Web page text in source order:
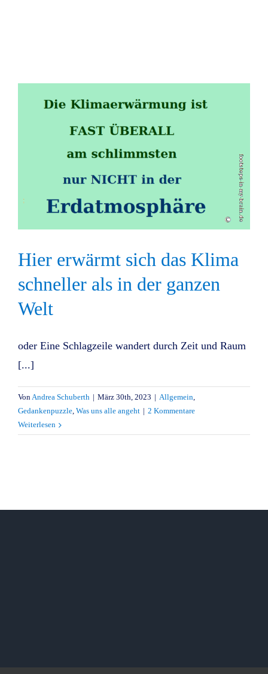
Hier erwärmt sich das Klima
schneller als in der ganzen
Welt
oder Eine Schlagzeile wandert durch Zeit und Raum
[...]
VonAndrea Schuberth | März 30th, 2023 | Allgemein,
Gedankenpuzzle, Was uns alle angeht | 2 Kommentare
Weiterlesen